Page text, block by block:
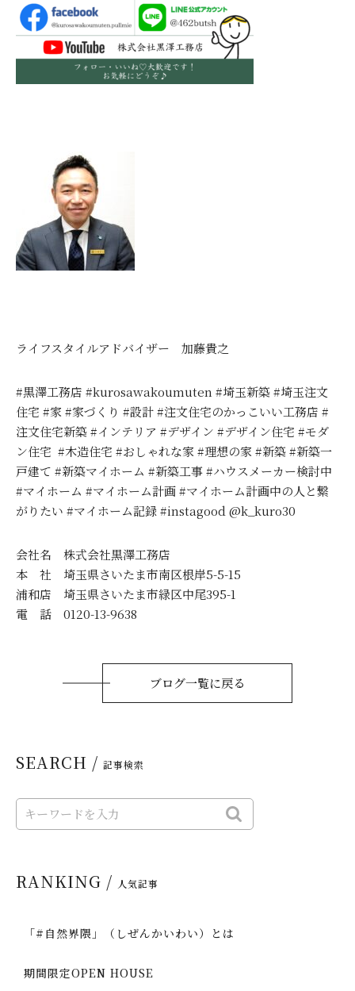
ライフスタイルアドバイザー 加藤貴之
#黒澤工務店 #kurosawakoumuten #埼玉新築 #埼玉注文
住宅 #家 #家づくり #設計 #注文住宅のかっこいい工務店 #
注文住宅新築 #インテリア #デザイン #デザイン住宅 #モダ
ン住宅 #木造住宅 #おしゃれな家 #理想の家 #新築 #新築一
戸建て #新築マイホーム #新築工事 #ハウスメーカー検討中
#マイホーム #マイホーム計画 #マイホーム計画中の人と繋
がりたい #マイホーム記録 #instagood @k_kuro30
会社名 株式会社黒澤工務店
本 社 埼玉県さいたま市南区根岸5-5-15
浦和店 埼玉県さいたま市緑区中尾395-1
電 話 0120-13-9638
ブログ一覧に戻る
SEARCH / 記事検索
RANKING / 人気記事
「#自然界隈」（しぜんかいわい）とは
期間限定OPEN HOUSE